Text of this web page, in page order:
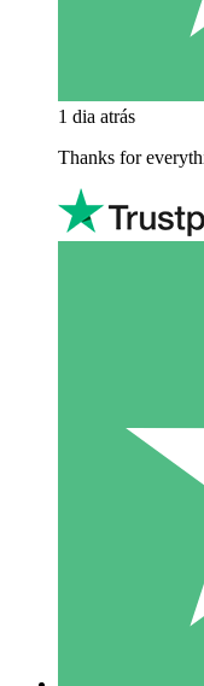
1 dia atrás
Thanks for